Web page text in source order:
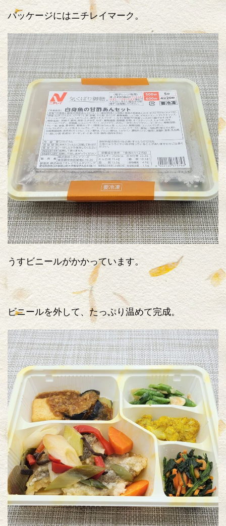
パッケージにはニチレイマーク。
うすビニールがかかっています。
ビニールを外して、たっぷり温めて完成。